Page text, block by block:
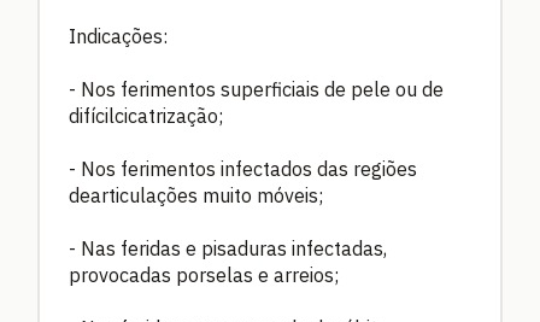
Indicações:
- Nos ferimentos superficiais de pele ou de
difícilcicatrização;
- Nos ferimentos infectados das regiões
dearticulações muito móveis;
- Nas feridas e pisaduras infectadas,
provocadas porselas e arreios;